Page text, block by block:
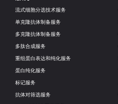
流式细胞分选技术服务
单克隆抗体制备服务
多克隆抗体制备服务
多肽合成服务
重组蛋白表达和纯化服务
蛋白纯化服务
标记服务
抗体对筛选服务